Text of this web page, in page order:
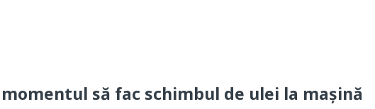
să fac schimbul de ulei la maşină